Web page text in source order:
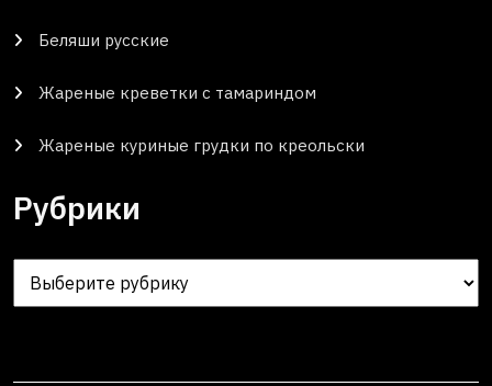
Беляши русские
Жареные креветки с тамариндом
Жареные куриные грудки по креольски
Рубрики
Рубрики